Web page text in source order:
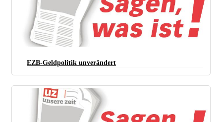
EZB-Geldpolitik unverändert